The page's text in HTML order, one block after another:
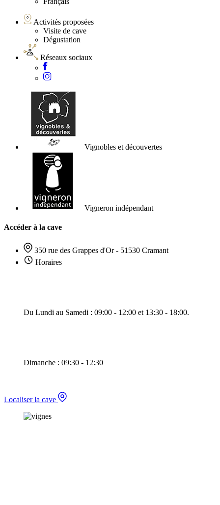
Activités proposées
Visite de cave
Dégustation
Réseaux sociaux
Vignobles et découvertes
Vigneron indépendant
Accéder à la cave
350 rue des Grappes d'Or - 51530 Cramant
Horaires
Du Lundi au Samedi : 09:00 - 12:00 et 13:30 - 18:00.
Dimanche : 09:30 - 12:30
Localiser la cave